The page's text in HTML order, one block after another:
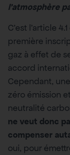
l’atmosphère
C’est l’article
première
gaz à effet de
accord
Cependant,
zéro émission
neutralité
ne veut donc
compenser
oui, pour